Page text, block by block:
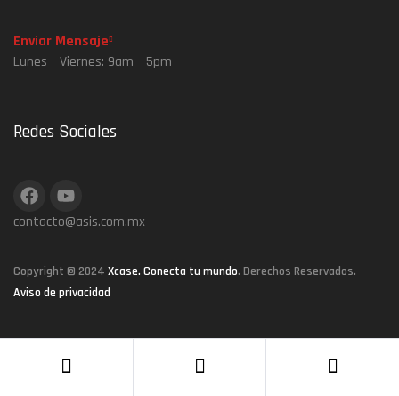
Enviar Mensaje
Lunes – Viernes: 9am – 5pm
Redes Sociales
contacto@asis.com.mx
Copyright © 2024 Xcase. Conecta tu mundo. Derechos Reservados.
Aviso de privacidad